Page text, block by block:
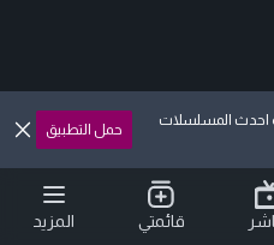
احدث المسلسلات
حمل التطبيق
قائمتي المزيد